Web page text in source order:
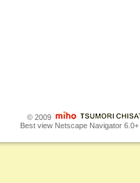
© 2009
Best view Netscape Navigator